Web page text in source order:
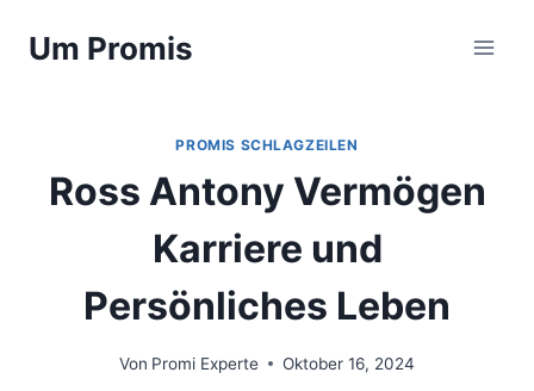
InhaltUm Promis
PROMIS SCHLAGZEILEN
Ross Antony Vermögen
Karriere und
Persönliches Leben
Von Promi Experte Oktober 16, 2024